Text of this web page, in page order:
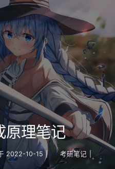
理笔记
2022-10-15 | 考研笔记